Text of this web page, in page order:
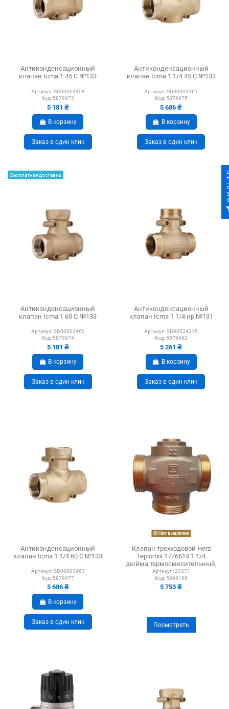
Антиконденсационный
клапан Icma 1 45 С №133
Артикул: SD00003458
Код: 5879972
5 181 ₴
В корзину
Заказ в один клик
Антиконденсационный
клапан Icma 1 1/4 45 С №133
Артикул: SD00003461
Код: 5879975
5 686 ₴
В корзину
Заказ в один клик
Бесплатная доставка
Антиконденсационный
клапан Icma 1 60 С №133
Артикул: SD00003460
Код: 5879974
5 181 ₴
В корзину
Заказ в один клик
Антиконденсационный
клапан Icma 1 1/4 нр №131
Артикул: SD00024215
Код: 5879962
5 261 ₴
В корзину
Заказ в один клик
Антиконденсационный
клапан Icma 1 1/4 60 С №133
Артикул: SD00003463
Код: 5879977
5 686 ₴
В корзину
Заказ в один клик
Нет в наличии
Клапан трехходовой Herz
Teplomix 1776614 1 1/4
дюйма,термосмесительный,
латунь
Артикул:23371
Код: 5898166
5 753 ₴
Посмотреть